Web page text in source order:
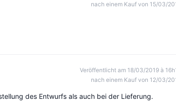
nach einem Kauf von 15/03/
Veröffentlicht am 18/03/2019 à
nach einem Kauf von 12/03/
des Entwurfs als auch bei der Lieferung.